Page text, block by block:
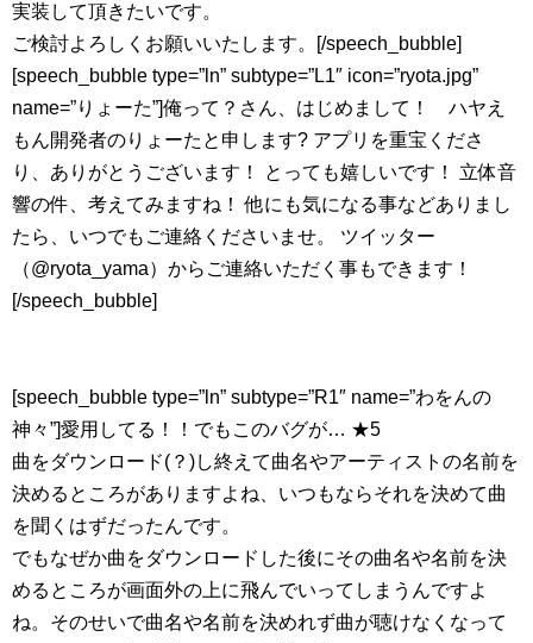
実装して頂きたいです。
ご検討よろしくお願いいたします。[/speech_bubble]
[speech_bubble type=”ln” subtype=”L1″ icon=”ryota.jpg”
name=”りょーた”]俺って？さん、はじめまして！ ハヤえ
もん開発者のりょーたと申します? アプリを重宝くださ
り、ありがとうございます！ とっても嬉しいです！ 立体音
響の件、考えてみますね！ 他にも気になる事などありまし
たら、いつでもご連絡くださいませ。 ツイッター
（@ryota_yama）からご連絡いただく事もできます！
[/speech_bubble]
[speech_bubble type=”ln” subtype=”R1″ name=”わをんの
神々”]愛用してる！！でもこのバグが… ★5
曲をダウンロード(？)し終えて曲名やアーティストの名前を
決めるところがありますよね、いつもならそれを決めて曲
を聞くはずだったんです。
でもなぜか曲をダウンロードした後にその曲名や名前を決
めるところが画面外の上に飛んでいってしまうんですよ
ね。そのせいで曲名や名前を決めれず曲が聴けなくなって